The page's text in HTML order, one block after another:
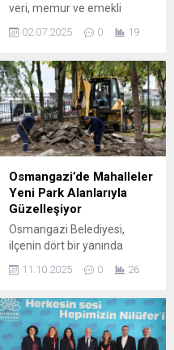
veri, memur ve emekli
maaşlarından sosyal
yardımlara kadar birçok
Asgari ücretle çalışan
milyonlarca kişi ise
“Temmuz'da zam gelir mi?”
sorusuna yanıt arıyor.
02.07.2025 0 19
Osmangazi’de Mahalleler
Yeni Park Alanlarıyla
Güzelleşiyor
Osmangazi Belediyesi,
ilçenin dört bir yanında
alabileceği, doğayla iç içe
park projelerini hayata
geçirmeye devam ediyor. Bu
kapsamda yapımı süren
11.10.2025 0 26